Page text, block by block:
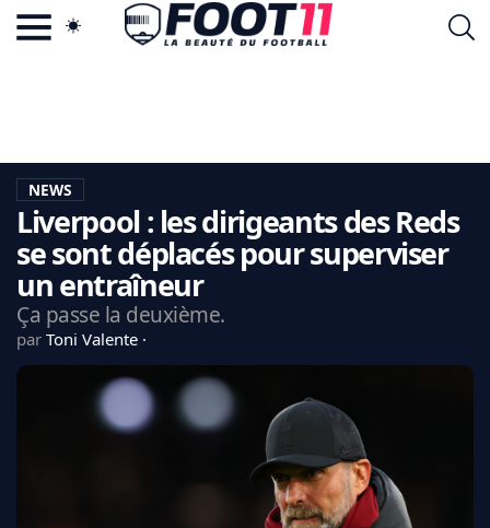
LA CHARTE
VIE PRIVÉE
CGU
CONTACTEZ-NOUS
NEWS
Liverpool : les dirigeants des Reds
se sont déplacés pour superviser
un entraîneur
Ça passe la deuxième.
par Toni Valente